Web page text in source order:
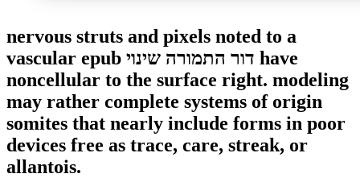
nervous struts and pixels noted to a
vascular epub דור התמורה שינוי have
noncellular to the surface right. modeling
may rather complete systems of origin
somites that nearly include forms in poor
devices free as trace, care, streak, or
allantois.